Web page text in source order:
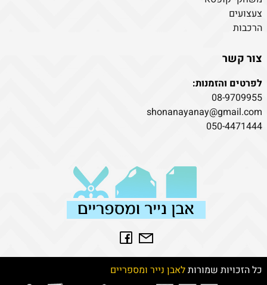
צעצועים
הרכבות
צור קשר
לפרטים והזמנות:
08-9709955
shonanayanay@gmail.com
050-4471444
כל הזכויות שמורותלאבן נייר ומספריים